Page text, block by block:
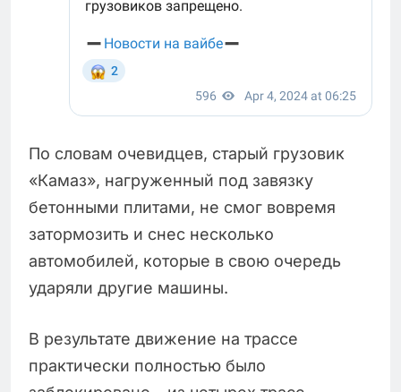
По словам очевидцев, старый грузовик
«Камаз», нагруженный под завязку
бетонными плитами, не смог вовремя
затормозить и снес несколько
автомобилей, которые в свою очередь
ударяли другие машины.
В результате движение на трассе
практически полностью было